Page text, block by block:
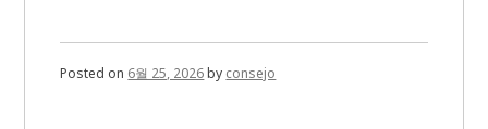
좋
은
Posted on 6월 25, 2026by consejo